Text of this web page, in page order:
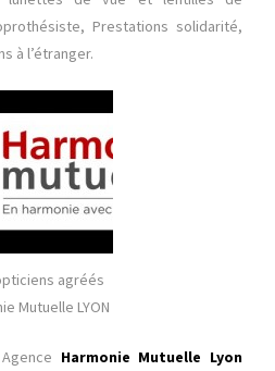
Prestations solidarité,
à l’étranger.
agréés
Mutuelle LYON
Harmonie Mutuelle Lyon